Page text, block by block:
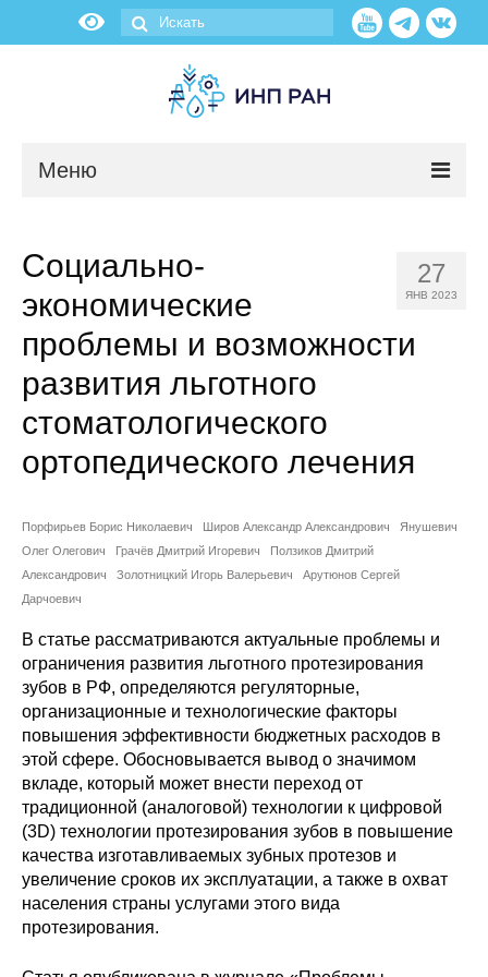
Меню
О нас
Об институте
Научные подразделения
Администрация
Отчетность
Материалы для СМИ
Публикации
Научная жизнь
Издания
Проблемы прогнозирования
О журнале
27
ЯНВ 2023
Социально-
экономические
проблемы и возможности
развития льготного
стоматологического
ортопедического лечения
Порфирьев Борис Николаевич Широв Александр Александрович
Янушевич
Олег Олегович
Грачёв Дмитрий Игоревич
Ползиков Дмитрий
Александрович
Золотницкий Игорь Валерьевич
Арутюнов Сергей
Дарчоевич
В статье рассматриваются актуальные проблемы и
ограничения развития льготного протезирования
зубов в РФ, определяются регуляторные,
организационные и технологические факторы
повышения эффективности бюджетных расходов в
этой сфере. Обосновывается вывод о значимом
вкладе, который может внести переход от
традиционной (аналоговой) технологии к цифровой
(3D) технологии протезирования зубов в повышение
качества изготавливаемых зубных протезов и
увеличение сроков их эксплуатации, а также в охват
населения страны услугами этого вида
протезирования.